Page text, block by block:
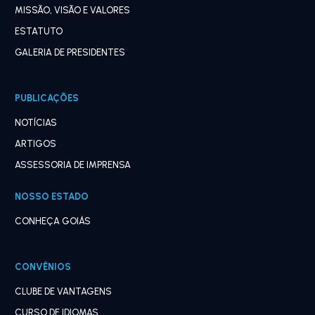
MISSÃO, VISÃO E VALORES
ESTATUTO
GALERIA DE PRESIDENTES
PUBLICAÇÕES
NOTÍCIAS
ARTIGOS
ASSESSORIA DE IMPRENSA
NOSSO ESTADO
CONHEÇA GOIÁS
CONVÊNIOS
CLUBE DE VANTAGENS
CURSO DE IDIOMAS